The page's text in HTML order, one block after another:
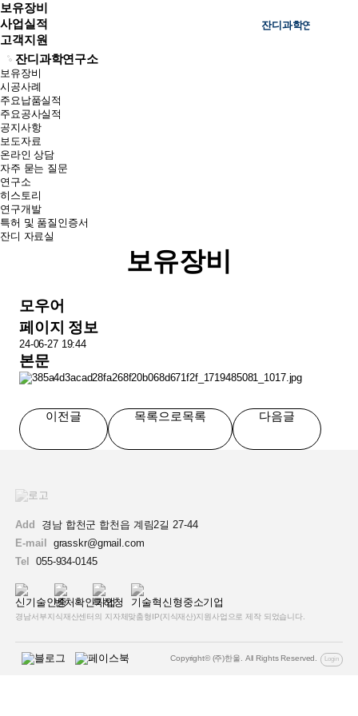
잔디과학연구소
보유장비
사업실적
고객지원
잔디과학연구소
보유장비
시공사례
주요납품실적
주요공사실적
공지사항
보도자료
온라인 상담
자주 묻는 질문
연구소
히스토리
연구개발
특허 및 품질인증서
잔디 자료실
보유장비
모우어
페이지 정보
24-06-27 19:44
본문
이전글 목록으로목록 다음글
Add
경남 합천군 합천읍 계림2길 27-44
E-mail grasskr@gmail.com
Tel
055-934-0145
경남서부지식재산센터의 지자체맞춤형IP(지식재산)지원사업으로 제작 되었습니다.
Copyright© (주)한울. All Rights Reserved. Login